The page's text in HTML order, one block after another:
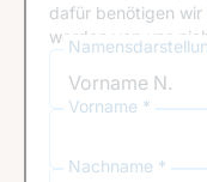
dafür benötigen wir
werden von uns
Vorname *
Nachname *